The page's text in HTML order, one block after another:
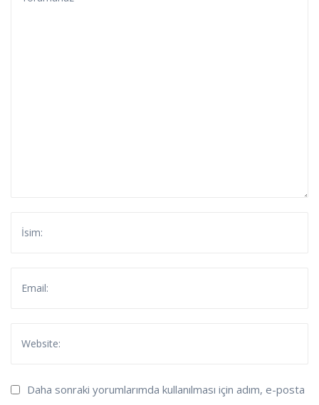
Daha sonraki yorumlarımda kullanılması için adım, e-posta